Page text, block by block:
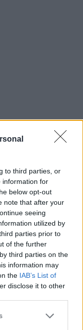
to third parties, or
information for
below opt-out
note that after your
seeing
utilized by
parties prior to
of the further
third parties on the
information may
the IAB’s List of
disclose it to other
Pierwszy) |
#4
kontrolować ilość spożywanego jedzenia.
i